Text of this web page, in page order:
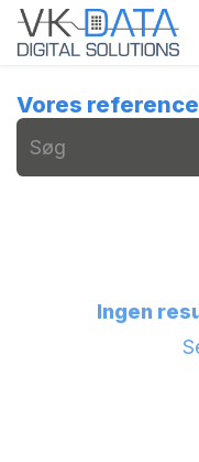
Skip to Content
Vores
Ingen